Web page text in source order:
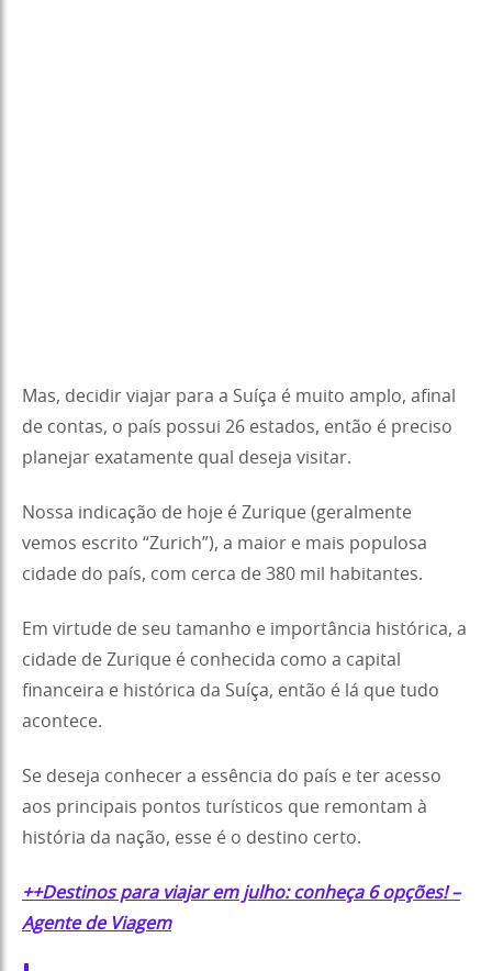
Mas, decidir viajar para a Suíça é muito amplo, afinal
de contas, o país possui 26 estados, então é preciso
planejar exatamente qual deseja visitar.
Nossa indicação de hoje é Zurique (geralmente
vemos escrito “Zurich”), a maior e mais populosa
cidade do país, com cerca de 380 mil habitantes.
Em virtude de seu tamanho e importância histórica, a
cidade de Zurique é conhecida como a capital
financeira e histórica da Suíça, então é lá que tudo
acontece.
Se deseja conhecer a essência do país e ter acesso
aos principais pontos turísticos que remontam à
história da nação, esse é o destino certo.
++Destinos para viajar em julho: conheça 6 opções! –
Agente de Viagem